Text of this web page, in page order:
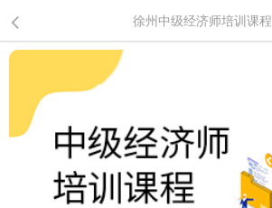
徐州中级经济师培训课程